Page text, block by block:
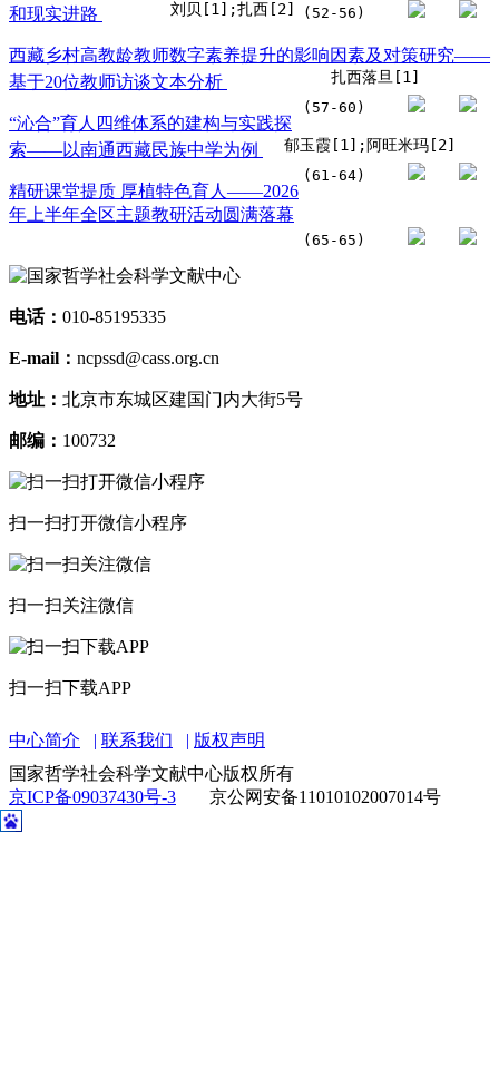
和现实进路 刘贝[1];扎西[2] (52-56)
西藏乡村高教龄教师数字素养提升的影响因素及对策研究——
基于20位教师访谈文本分析
扎西落旦[1]
(57-60)
“沁合”育人四维体系的建构与实践探
索——以南通西藏民族中学为例
郁玉霞[1];阿旺米玛[2]
(61-64)
精研课堂提质 厚植特色育人——2026
年上半年全区主题教研活动圆满落幕
(65-65)
电话： 010-85195335
E-mail： ncpssd@cass.org.cn
地址： 北京市东城区建国门内大街5号
邮编： 100732
扫一扫打开微信小程序
扫一扫关注微信
扫一扫下载APP
中心简介 联系我们
版权声明
国家哲学社会科学文献中心版权所有
京ICP备09037430号-3
京公网安备11010102007014号